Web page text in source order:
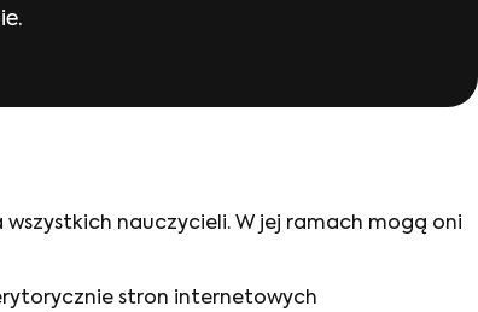
nauczycieli. W jej ramach mogą oni
stron internetowych